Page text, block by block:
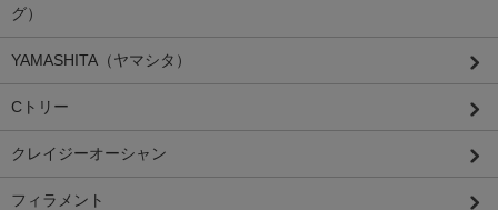
グ）
YAMASHITA（ヤマシタ）
Cトリー
クレイジーオーシャン
フィラメント